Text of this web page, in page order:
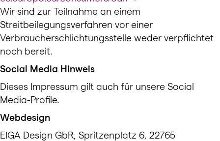
Wir sind zur Teilnahme an einem
Streitbeilegungsverfahren vor einer
Verbraucherschlichtungsstelle weder verpflichtet
noch bereit.
Social Media Hinweis
Dieses Impressum gilt auch für unsere Social
Media-Profile.
Webdesign
EIGA Design GbR, Spritzenplatz 6, 22765